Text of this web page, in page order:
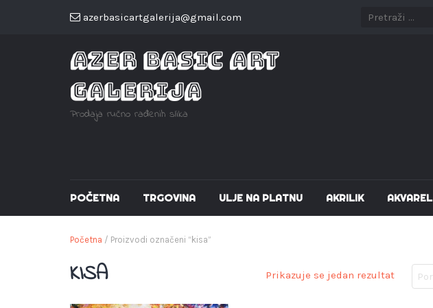
azerbasicartgalerija@gmail.com
AZER BASIC ART
GALERIJA
Prodaja ručno rađenih slika
POČETNA TRGOVINA ULJE NA PLATNU AKRILIK AKVAREL
Početna / Proizvodi označeni “kisa”
KISA Prikazuje se jedan rezultat